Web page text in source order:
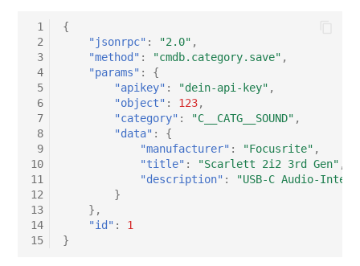
Unterbrechungsfreie
Stromversorgung
Verstärker
Verteilerkasten
Vertrag
Virtueller Client
Virtueller Host
1
2
3
4
5
6
7
8
9
10
11
12
13
14
15
{
"jsonrpc" : "2.0" ,
"method" : "cmdb.category.save" ,
"params" :
{
"apikey" : "dein-api-key" ,
"object" : 123,
"category" : "C__CATG__SOUND" ,
"data" :
{
"manufacturer" : "Focusrite" ,
"title" : "Scarlett 2i2 3rd Gen" ,
"description" :
"USB-C Audio-
}
},
"id" :
1
}